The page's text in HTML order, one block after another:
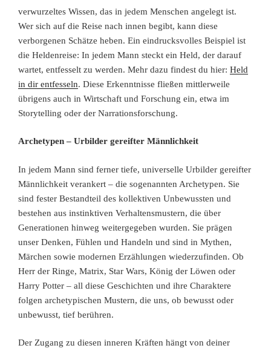
verwurzeltes Wissen, das in jedem Menschen angelegt ist.
Wer sich auf die Reise nach innen begibt, kann diese
verborgenen Schätze heben. Ein eindrucksvolles Beispiel ist
die Heldenreise: In jedem Mann steckt ein Held, der darauf
wartet, entfesselt zu werden. Mehr dazu findest du hier: Held
in dir entfesseln. Diese Erkenntnisse fließen mittlerweile
übrigens auch in Wirtschaft und Forschung ein, etwa im
Storytelling oder der Narrationsforschung.
Archetypen – Urbilder gereifter Männlichkeit
In jedem Mann sind ferner tiefe, universelle Urbilder gereifter
Männlichkeit verankert – die sogenannten Archetypen. Sie
sind fester Bestandteil des kollektiven Unbewussten und
bestehen aus instinktiven Verhaltensmustern, die über
Generationen hinweg weitergegeben wurden. Sie prägen
unser Denken, Fühlen und Handeln und sind in Mythen,
Märchen sowie modernen Erzählungen wiederzufinden. Ob
Herr der Ringe, Matrix, Star Wars, König der Löwen oder
Harry Potter – all diese Geschichten und ihre Charaktere
folgen archetypischen Mustern, die uns, ob bewusst oder
unbewusst, tief berühren.
Der Zugang zu diesen inneren Kräften hängt von deiner